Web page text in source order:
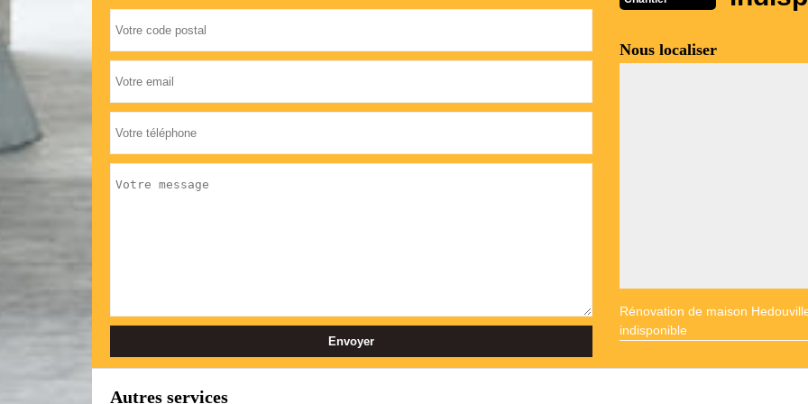
Nous localiser
Rénovation de maison
indisponible
Autres services